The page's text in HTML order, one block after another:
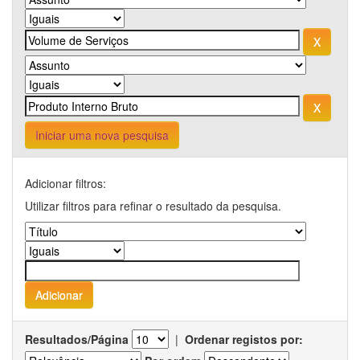
Iniciar uma nova pesquisa
Adicionar filtros:
Utilizar filtros para refinar o resultado da pesquisa.
Resultados/Página | Ordenar registos por: